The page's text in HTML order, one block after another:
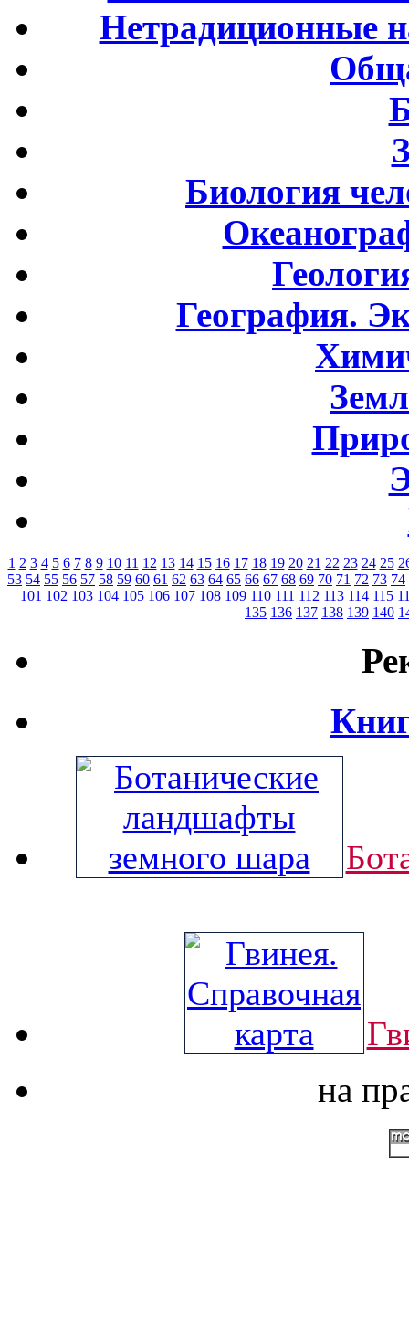
Нетрадиционные
Биология
География.
1 2 3 4 5 6 7 8 9 10 11 12 13 14 15 16 17 18 19 20 21 22 23 24 25
53 54 55 56 57 58 59 60 61 62 63 64 65 66 67 68 69 70 71 72 73 74
101 102 103 104 105 106 107 108 109 110 111 112 113 114 115
135 136 137 138 139 140
на